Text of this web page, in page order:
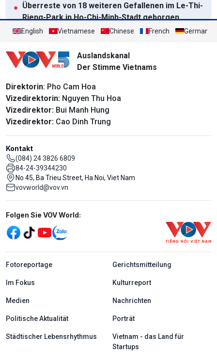
● Überreste von 18 weiteren Gefallenen im Le-Thi-
Rieng-Park in Ho-Chi-Minh-Stadt geborgen
Die Blüten der Berg-Drachenbäume zeigen ihre
Alle ansehen
English Vietnamese Chinese French German
Auslandskanal
Der Stimme Vietnams
Direktorin: Pho Cam Hoa
Vizedirektorin: Nguyen Thu Hoa
Vizedirektor: Bui Manh Hung
Vizedirektor: Cao Dinh Trung
Kontakt
(084) 24 3826 6809
84-24-39344230
No 45, Ba Trieu Street, Ha Noi, Viet Nam
vovworld@vov.vn
Mạng xã hội
Folgen Sie VOV World:
menu footer tiếng Đức
Fotoreportage Gerichtsmitteilung
Im Fokus Kulturreport
Medien Nachrichten
Politische Aktualität Porträt
Städtischer Lebensrhythmus
Vietnam - das Land für
Startups